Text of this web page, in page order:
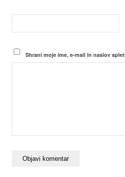
Shrani moje ime, e-mail in naslov